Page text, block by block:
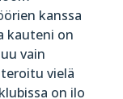
kanssa
kauteni on
vain
vielä
on ilo